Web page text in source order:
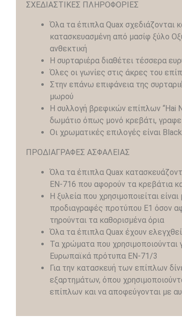
ΣΧΕΔΙΑΣΤΙΚΕΣ ΠΛΗΡΟΦΟΡΙΕΣ
Όλα τα έπιπλα Quax σχεδιάζονται
κατασκευασμένη από μασίφ ξύλο
ανθεκτική
Η συρταριέρα διαθέτει τέσσερα
Όλες οι γωνίες στις άκρες του
Στην επάνω επιφάνεια της
μωρού
Η συλλογή βρεφικών επίπλων “Hai
δωμάτιο όπως μονό κρεβάτι,
Οι χρωματικές επιλογές είναι
ΠΡΟΔΙΑΓΡΑΦΕΣ ΑΣΦΑΛΕΙΑΣ
Όλα τα έπιπλα Quax
ΕΝ-716 που αφορούν τα κρεβάτια
Η ξυλεία που χρησιμοποιείται
προδιαγραφές προτύπου Ε1 όσον
τηρούνται τα καθορισμένα όρια
Όλα τα έπιπλα Quax έχουν
Τα χρώματα που χρησιμοποιούνται
Ευρωπαϊκά πρότυπα ΕΝ-71/3
Για την κατασκευή των επίπλων
εξαρτημάτων, όπου
επίπλων και να αποφεύγονται με